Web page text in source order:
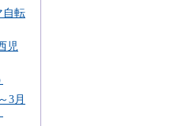
自転
児
3月